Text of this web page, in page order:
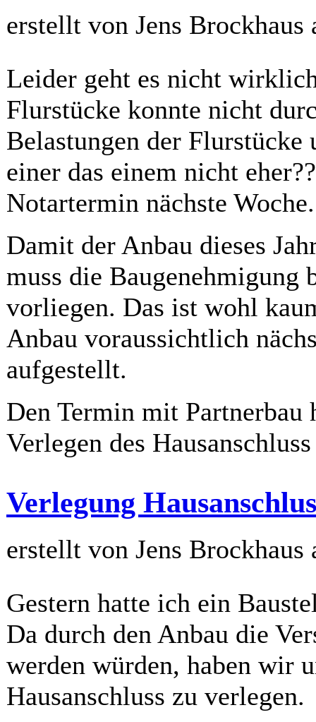
erstellt von Jens Brockhaus
Leider geht es nicht
Flurstücke konnte nicht
Belastungen der
einer das einem nicht
Notartermin nächste Woche.
Damit der Anbau dieses
muss die Baugenehmigung
vorliegen. Das ist wohl
Anbau voraussichtlich
aufgestellt.
Den Termin mit Partnerbau
Verlegen des
Verlegung
erstellt von Jens Brockhaus
Gestern hatte ich ein
Da durch den Anbau die
werden würden, haben wir
Hausanschluss zu verlegen.